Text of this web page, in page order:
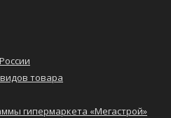
товара
гипермаркета «Мегастрой»